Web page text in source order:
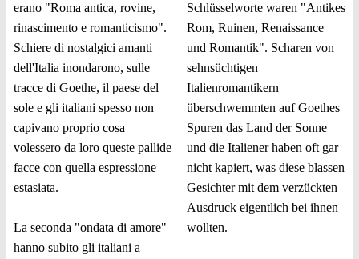
erano "Roma antica, rovine,
rinascimento e romanticismo".
Schiere di nostalgici amanti
dell'Italia inondarono, sulle
tracce di Goethe, il paese del
sole e gli italiani spesso non
capivano proprio cosa
volessero da loro queste pallide
facce con quella espressione
estasiata.
La seconda "ondata di amore"
hanno subito gli italiani a
Schlüsselworte waren "Antikes
Rom, Ruinen, Renaissance
und Romantik". Scharen von
sehnsüchtigen
Italienromantikern
überschwemmten auf Goethes
Spuren das Land der Sonne
und die Italiener haben oft gar
nicht kapiert, was diese blassen
Gesichter mit dem verzückten
Ausdruck eigentlich bei ihnen
wollten.